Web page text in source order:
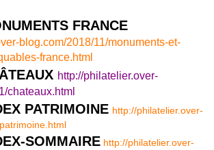
FRANCE
blog.com/2018/11/monuments-et-
france.html
http://philatelier.over-
chateaux.html
PATRIMOINE http://philatelier.over-
SOMMAIRE http://philatelier.over-